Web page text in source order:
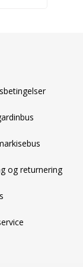
og returnering